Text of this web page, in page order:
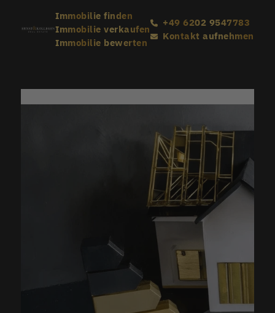
Immobilie finden
Immobilie verkaufen
Immobilie bewerten
+49 6202 9547783
Kontakt aufnehmen